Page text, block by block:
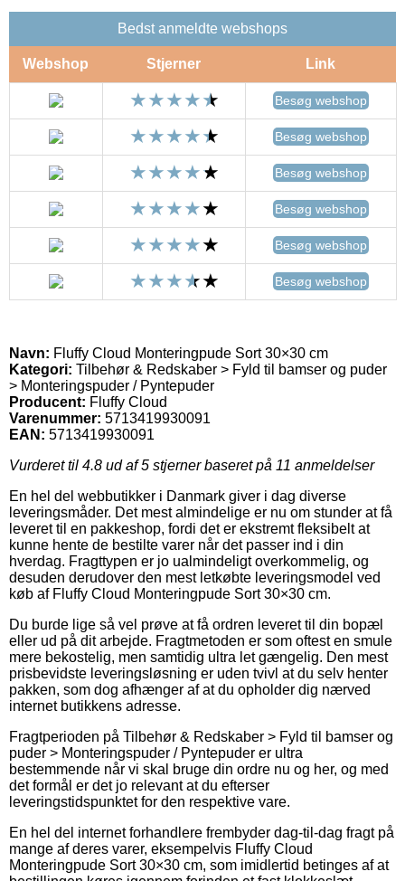
Bedst anmeldte webshops
Webshop Stjerner Link
Besøg webshop
Besøg webshop
Besøg webshop
Besøg webshop
Besøg webshop
Besøg webshop
Navn: Fluffy Cloud Monteringpude Sort 30×30 cm
Kategori: Tilbehør & Redskaber > Fyld til bamser og puder
> Monteringspuder / Pyntepuder
Producent: Fluffy Cloud
Varenummer: 5713419930091
EAN: 5713419930091
Vurderet til 4.8 ud af 5 stjerner baseret på 11 anmeldelser
En hel del webbutikker i Danmark giver i dag diverse
leveringsmåder. Det mest almindelige er nu om stunder at få
leveret til en pakkeshop, fordi det er ekstremt fleksibelt at
kunne hente de bestilte varer når det passer ind i din
hverdag. Fragttypen er jo ualmindeligt overkommelig, og
desuden derudover den mest letkøbte leveringsmodel ved
køb af Fluffy Cloud Monteringpude Sort 30×30 cm.
Du burde lige så vel prøve at få ordren leveret til din bopæl
eller ud på dit arbejde. Fragtmetoden er som oftest en smule
mere bekostelig, men samtidig ultra let gængelig. Den mest
prisbevidste leveringsløsning er uden tvivl at du selv henter
pakken, som dog afhænger af at du opholder dig nærved
internet butikkens adresse.
Fragtperioden på Tilbehør & Redskaber > Fyld til bamser og
puder > Monteringspuder / Pyntepuder er ultra
bestemmende når vi skal bruge din ordre nu og her, og med
det formål er det jo relevant at du efterser
leveringstidspunktet for den respektive vare.
En hel del internet forhandlere frembyder dag-til-dag fragt på
mange af deres varer, eksempelvis Fluffy Cloud
Monteringpude Sort 30×30 cm, som imidlertid betinges af at